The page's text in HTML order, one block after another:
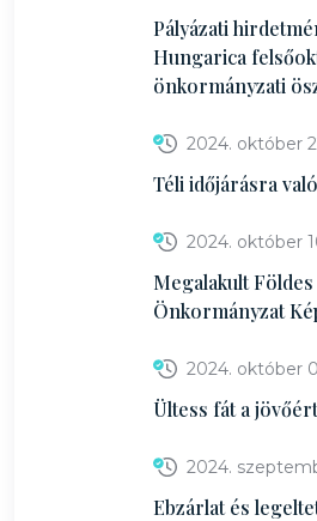
Pályázati
Hungarica
önkormányzati
2024. október
Téli időjárásra
2024. október
Megalakult
Önkormányzat
2024. október
Ültess fát a
2024.
Ebzárlat és